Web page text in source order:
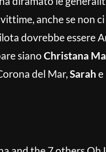
anche se non
dovrebbe essere
siano Christana
del Mar,Sarah e